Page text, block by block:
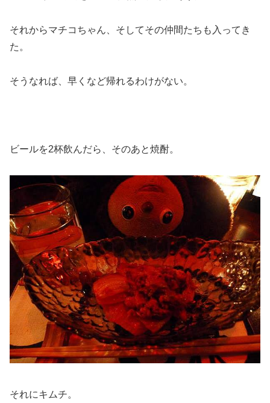
それからマチコちゃん、そしてその仲間たちも入ってき
た。
そうなれば、早くなど帰れるわけがない。
ビールを2杯飲んだら、そのあと焼酎。
それにキムチ。